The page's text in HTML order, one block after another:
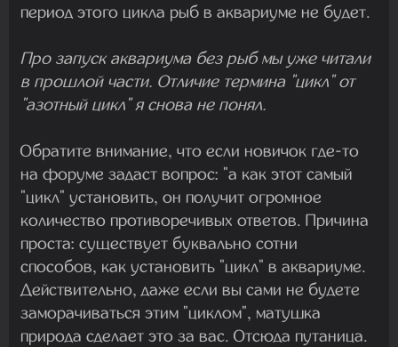
период этого цикла рыб в аквариуме не будет.
Про запуск аквариума без рыб мы уже читали
в прошлой части. Отличие термина "цикл" от
"азотный цикл" я снова не понял.
Обратите внимание, что если новичок где-то
на форуме задаст вопрос: "а как этот самый
"цикл" установить, он получит огромное
количество противоречивых ответов. Причина
проста: существует буквально сотни
способов, как установить "цикл" в аквариуме.
Действительно, даже если вы сами не будете
заморачиваться этим "циклом", матушка
природа сделает это за вас. Отсюда путаница.